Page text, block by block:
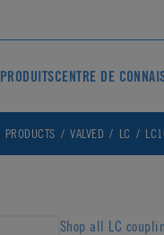
PRODUITSCENTRE DE
PRODUCTS VALVED LC
Shop all LC